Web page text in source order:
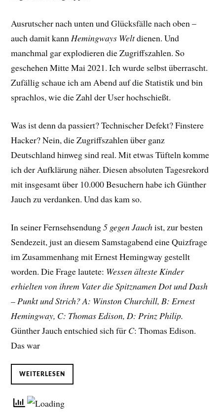
Ausrutscher nach unten und Glücksfälle nach oben –
auch damit kannHemingways Weltdienen. Und
manchmal gar explodieren die Zugriffszahlen. So
geschehen Mitte Mai 2021. Ich wurde selbst überrascht.
Zufällig schaue ich am Abend auf die Statistik und bin
sprachlos, wie die Zahl der User hochschießt.
Was ist denn da passiert? Technischer Defekt? Finstere
Hacker? Nein, die Zugriffszahlen über ganz
Deutschland hinweg sind real. Mit etwas Tüfteln komme
ich der Aufklärung näher. Diesen absoluten Tagesrekord
mit insgesamt über 10.000 Besuchern habe ich Günther
Jauch zu verdanken. Und das kam so.
In seiner Fernsehsendung5 gegen Jauchist, zur besten
Sendezeit, just an diesem Samstagabend eine Quizfrage
im Zusammenhang mit Ernest Hemingway gestellt
worden. Die Frage lautete: Wessen älteste Kinder
erhielten von ihrem Vater die Spitznamen Dot und Dash
– Punkt und Strich? A: Winston Churchill, B: Ernest
Hemingway, C: Thomas Edison, D: Prinz Philip.
Günther Jauch entschied sich für C: Thomas Edison.
Das war
WEITERLESEN